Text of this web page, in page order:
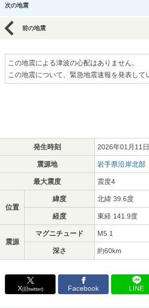
次の地震
前の地震
この地震による津波の心配はありません。
この地震について、緊急地震速報を発表して
発生時刻 2026年01月11
震源地 岩手県沿岸北部
最大震度 震度4
位置
緯度 北緯 39.6度
経度 東経 141.9度
震源
マグニチュード M5.1
深さ 約60km
X(旧twitter) Facebook LINE